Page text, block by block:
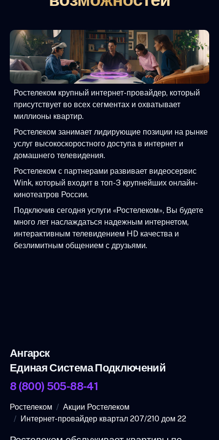
Ростелеком крупный интернет-провайдер, который
присутствует во всех сегментах и охватывает
миллионы квартир.
Ростелеком занимает лидирующие позиции на рынке
услуг высокоскоростного доступа в интернет и
домашнего телевидения.
Ростелеком с партнерами развивает видеосервис
Wink, который входит в топ-3 крупнейших онлайн-
кинотеатров России.
Подключив сегодня услуги «Ростелеком», Вы будете
много лет наслаждаться надежным интернетом,
интерактивным телевидением HD качества и
безлимитным общением с друзьями.
Ангарск
Единая Система Подключений
8 (800) 505-88-41
Ростелеком
Акции Ростелеком
Интернет-провайдер квартал 207/210 дом 22